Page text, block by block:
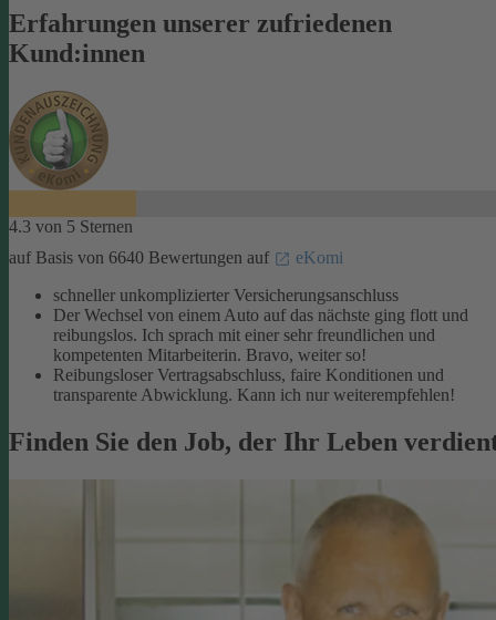
Erfahrungen unserer zufriedenen
Kund:innen
4.3 von 5 Sternen
auf Basis von 6640 Bewertungen auf
eKomi
schneller unkomplizierter Versicherungsanschluss
Der Wechsel von einem Auto auf das nächste ging flott und
reibungslos. Ich sprach mit einer sehr freundlichen und
kompetenten Mitarbeiterin. Bravo, weiter so!
Reibungsloser Vertragsabschluss, faire Konditionen und
transparente Abwicklung. Kann ich nur weiterempfehlen!
Finden Sie den Job, der Ihr Leben